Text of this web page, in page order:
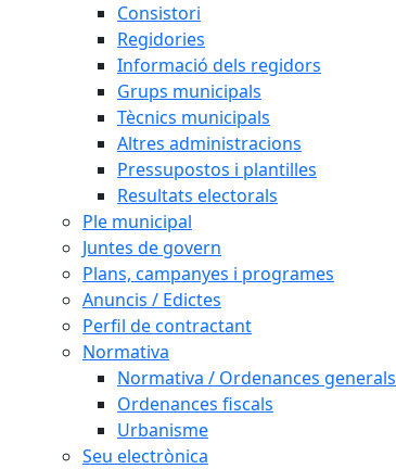
Consistori
Regidories
Informació dels regidors
Grups municipals
Tècnics municipals
Altres administracions
Pressupostos i plantilles
Resultats electorals
Ple municipal
Juntes de govern
Plans, campanyes i programes
Anuncis / Edictes
Perfil de contractant
Normativa
Normativa / Ordenances generals
Ordenances fiscals
Urbanisme
Seu electrònica